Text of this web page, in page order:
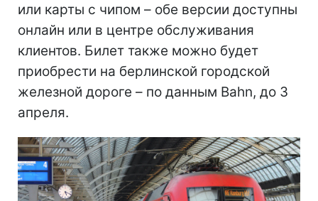
или карты с чипом – обе версии доступны
онлайн или в центре обслуживания
клиентов. Билет также можно будет
приобрести на берлинской городской
железной дороге – по данным Bahn, до 3
апреля.